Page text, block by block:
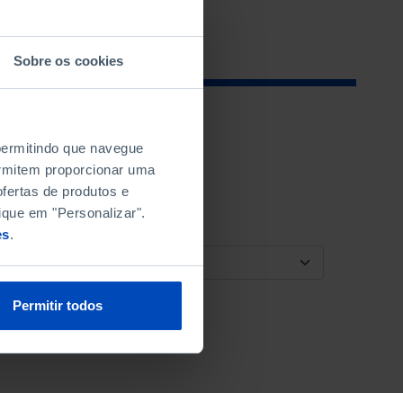
Sobre os cookies
que navegue
proporcionar uma
de produtos e
em "Personalizar".
.
Permitir todos
ORDENAR POR